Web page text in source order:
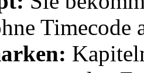
Timecode